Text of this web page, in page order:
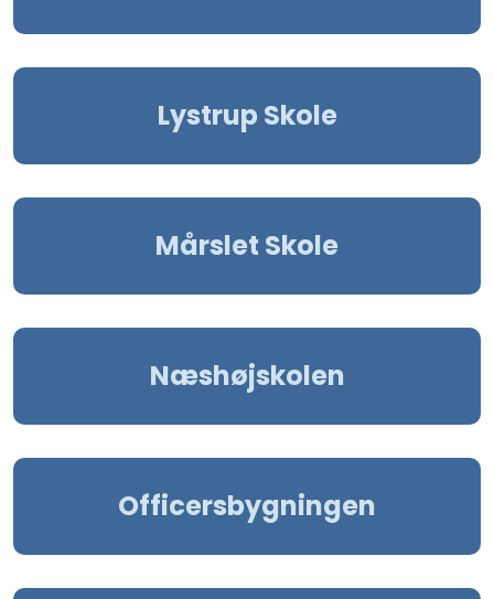
Lystrup Skole
Mårslet Skole
Næshøjskolen
Officersbygningen